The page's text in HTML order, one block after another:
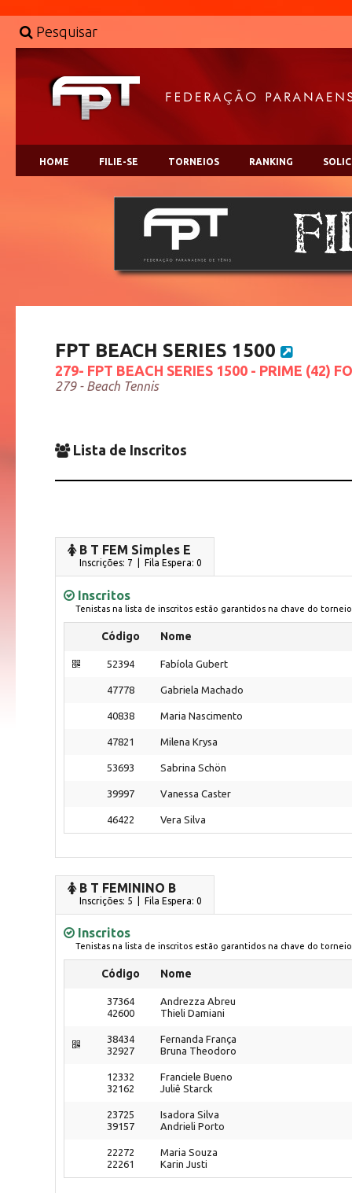
Pesquisar
HOME FILIE-SE TORNEIOS RANKING
FPT BEACH SERIES 1500
279- FPT BEACH SERIES 1500 - PRIME (42)
279 - Beach Tennis
Lista de Inscritos
B T FEM Simples E
Inscrições: 7 | Fila Espera: 0
Inscritos
Tenistas na lista de inscritos estão garantidos na chave do torneio
Código Nome
52394 Fabíola Gubert
47778 Gabriela Machado
40838 Maria Nascimento
47821 Milena Krysa
53693 Sabrina Schön
39997 Vanessa Caster
46422 Vera Silva
B T FEMININO B
Inscrições: 5 | Fila Espera: 0
Inscritos
Tenistas na lista de inscritos estão garantidos na chave do torneio
Código Nome
37364
42600
Andrezza Abreu
Thieli Damiani
38434
32927
Fernanda França
Bruna Theodoro
12332
32162
Franciele Bueno
Juliê Starck
23725
39157
Isadora Silva
Andrieli Porto
22272
22261
Maria Souza
Karin Justi